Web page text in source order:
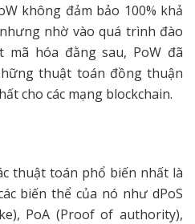
không đảm bảo 100% khả
nhờ vào quá trình đào
mã hóa đằng sau, PoW đã
thuật toán đồng thuận
cho các mạng blockchain.
thuật toán phổ biến nhất là
biến thể của nó như dPoS
PoA (Proof of authority),